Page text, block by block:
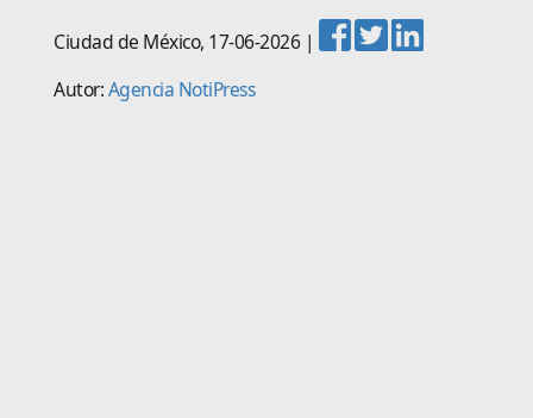
Ciudad de México, 17-06-2026|
Autor:Agencia NotiPress